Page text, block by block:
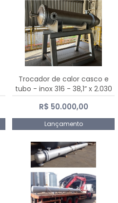
Trocador de calor casco e
tubo - inox 316 - 38,1” x 2.030
mm
R$ 50.000,00
Lançamento